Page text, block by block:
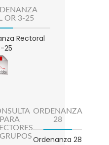
OR 3-25
Rectoral
25
PARA
ORDENANZA
28
Ordenanza 28